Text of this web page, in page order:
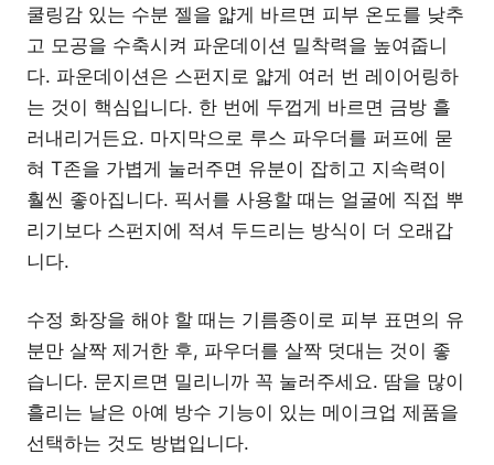
쿨링감 있는 수분 젤을 얇게 바르면 피부 온도를 낮추
고 모공을 수축시켜 파운데이션 밀착력을 높여줍니
다. 파운데이션은 스펀지로 얇게 여러 번 레이어링하
는 것이 핵심입니다. 한 번에 두껍게 바르면 금방 흘
러내리거든요. 마지막으로 루스 파우더를 퍼프에 묻
혀 T존을 가볍게 눌러주면 유분이 잡히고 지속력이
훨씬 좋아집니다. 픽서를 사용할 때는 얼굴에 직접 뿌
리기보다 스펀지에 적셔 두드리는 방식이 더 오래갑
니다.
수정 화장을 해야 할 때는 기름종이로 피부 표면의 유
분만 살짝 제거한 후, 파우더를 살짝 덧대는 것이 좋
습니다. 문지르면 밀리니까 꼭 눌러주세요. 땀을 많이
흘리는 날은 아예 방수 기능이 있는 메이크업 제품을
선택하는 것도 방법입니다.